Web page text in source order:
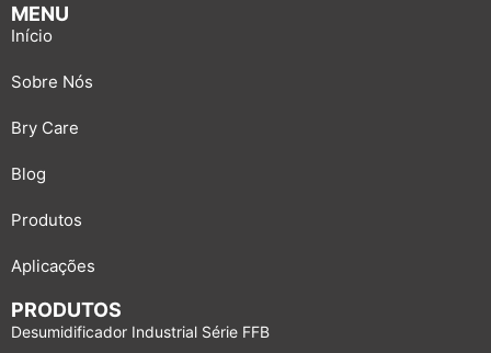
Início
Sobre Nós
Bry Care
Blog
Produtos
Aplicações
MENU
PRODUTOS
Desumidificador Industrial Série FFB